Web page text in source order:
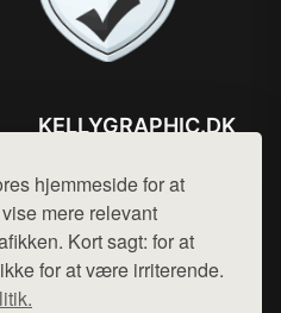
hjemmeside for at
mere relevant
Kort sagt: for at
for at være irriterende.
KELLYGRAPHIC.DK
Mail: hej@want.dk
Cookie- og privatlivspolitik